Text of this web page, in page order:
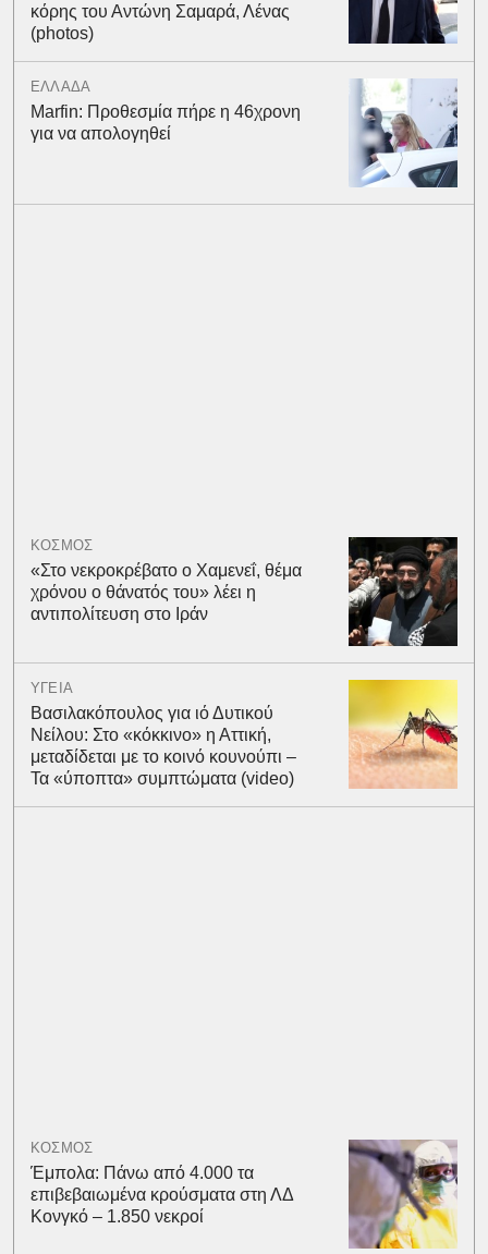
κόρης του Αντώνη Σαμαρά, Λένας
(photos)
ΕΛΛΑΔΑ
Marfin: Προθεσμία πήρε η 46χρονη
για να απολογηθεί
ΚΟΣΜΟΣ
«Στο νεκροκρέβατο ο Χαμενεΐ, θέμα
χρόνου ο θάνατός του» λέει η
αντιπολίτευση στο Ιράν
ΥΓΕΙΑ
Βασιλακόπουλος για ιό Δυτικού
Νείλου: Στο «κόκκινο» η Αττική,
μεταδίδεται με το κοινό κουνούπι –
Τα «ύποπτα» συμπτώματα (video)
ΚΟΣΜΟΣ
Έμπολα: Πάνω από 4.000 τα
επιβεβαιωμένα κρούσματα στη ΛΔ
Κονγκό – 1.850 νεκροί